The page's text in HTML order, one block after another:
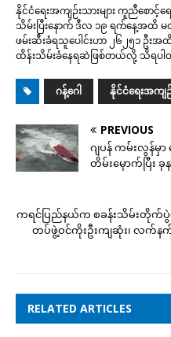
နိုင်ငံရေးအကျဉ်းသားများ ကူညီစောင့်
သိမ်းပြီးနောက် ဒီလ ၁၉ ရက်နေ့အထိ
ဖမ်းဆီးခံရသူပေါင်းဟာ ၂၆၂၅၁ ဦး
ထိန်းသိမ်းခံနေရဆဲဖြစ်တယ်လို့ သိရပ
ဂန့်ဂေါ နိုင်ငံရေးအကျ
PREVIOUS
ဂျပန် ကမ်းလွန်မှ
တိမ်းမှောက်ပြီး ခု
ကရင်ပြည်နယ်က စခန်းသိမ်းတိုက်ပွဲင
တပ်ဖွဲ့ဝင်ကိုးဦးကျဆုံး၊ လက်နက်
RELATED ARTICLES